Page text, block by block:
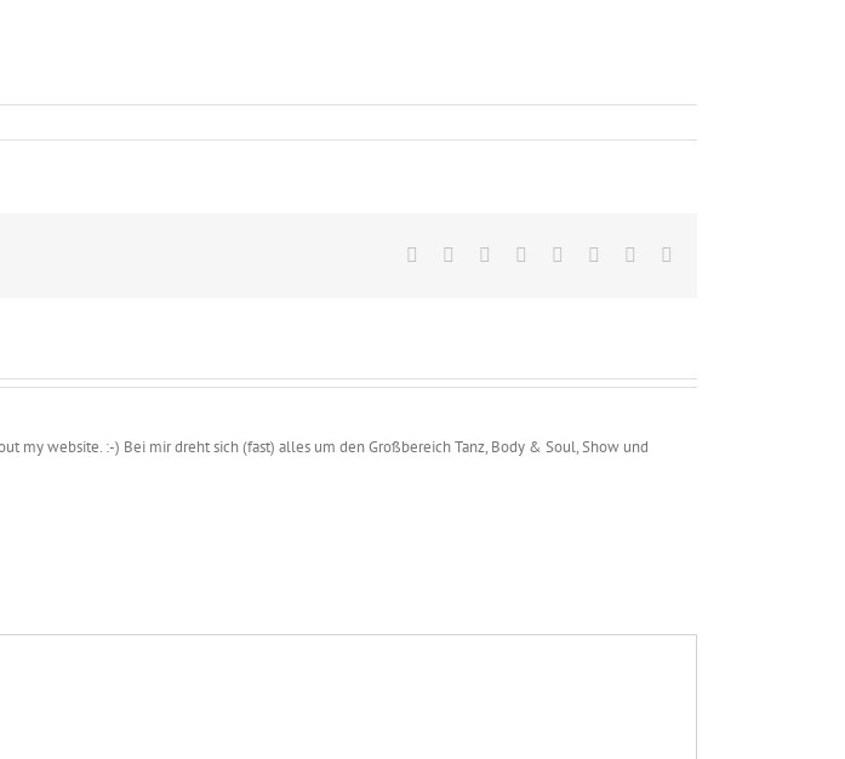
Facebook Reddit LinkedIn
TumblrPinterest
my website. :-) Bei mir dreht sich (fast) alles um den Großbereich Tanz, Body & Soul, Show und